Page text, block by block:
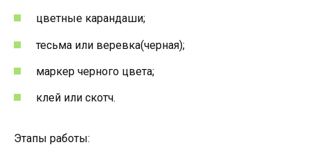
цветные карандаши;
тесьма или веревка(черная);
маркер черного цвета;
клей или скотч.
Этапы работы: